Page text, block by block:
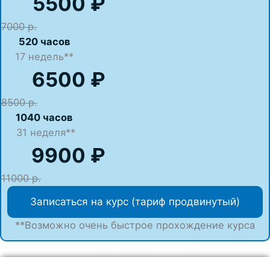
7000 р.
520 часов
17недель**
6500 ₽
8500 р.
1040 часов
31 неделя**
9900 ₽
11000 р.
Записаться на курс (тариф продвинутый)
**Возможно очень быстрое прохождение курса